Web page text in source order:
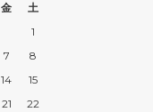
金
土
1
7
8
14
15
21
22